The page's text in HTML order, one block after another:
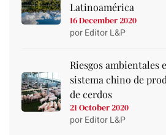
Latinoamérica
16 December 2020
por Editor L&P
Riesgos ambientales
sistema chino de
de cerdos
21 October 2020
por Editor L&P